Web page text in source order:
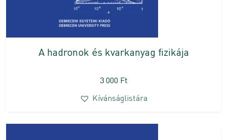
A hadronok és kvarkanyag fizikája
3 000 Ft
Kívánságlistára